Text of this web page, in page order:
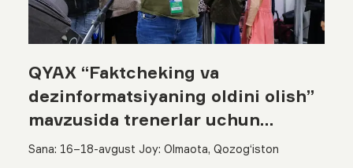
QYAX “Faktcheking va
dezinformatsiyaning oldini olish”
mavzusida trenerlar uchun
intensiv treningga qabul e’lon
Sana: 16–18-avgust Joy: Olmaota, Qozog‘iston